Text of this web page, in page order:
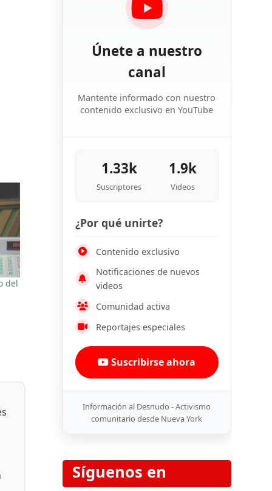
del
Únete a nuestro
canal
Mantente informado con nuestro
contenido exclusivo en YouTube
1.33k
Suscriptores
1.9k
Videos
¿Por qué unirte?
Contenido exclusivo
Notificaciones de nuevos
videos
Comunidad activa
Reportajes especiales
Suscribirse ahora
Información al Desnudo - Activismo
comunitario desde Nueva York
Síguenos en